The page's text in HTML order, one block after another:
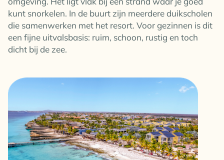
kunt snorkelen. In de buurt zijn meerdere duikscholen
die samenwerken met het resort. Voor gezinnen is dit
een fijne uitvalsbasis: ruim, schoon, rustig en toch
dicht bij de zee.